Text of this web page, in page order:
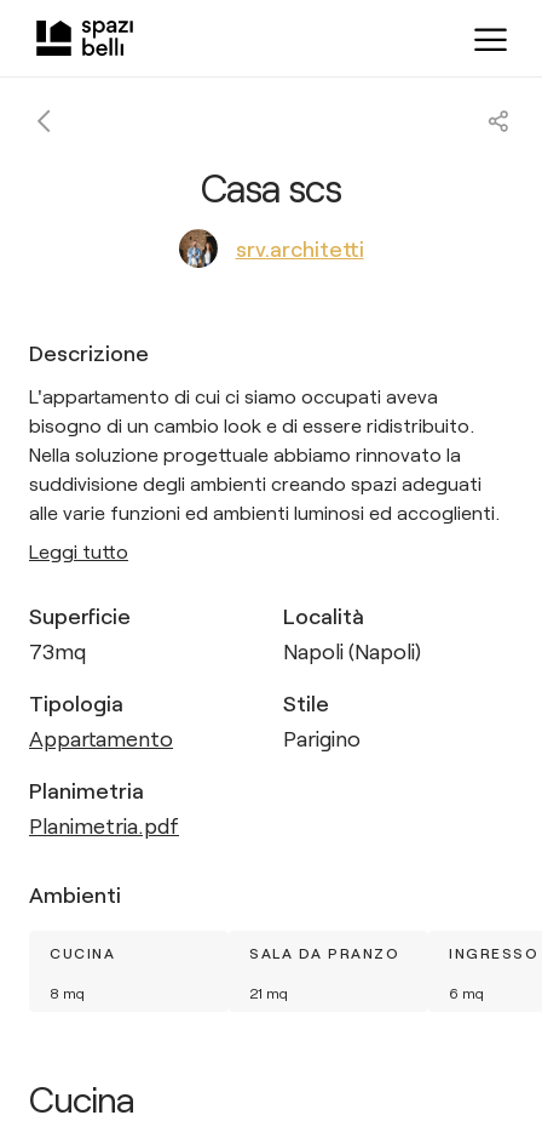
Casa scs
srv.architetti
Descrizione
L'appartamento di cui ci siamo occupati aveva
bisogno di un cambio look e di essere ridistribuito.
Nella soluzione progettuale abbiamo rinnovato la
suddivisione degli ambienti creando spazi adeguati
alle varie funzioni ed ambienti luminosi ed accoglienti.
Leggi tutto
Superficie
73mq
Località
Napoli (Napoli)
Tipologia
Appartamento
Stile
Parigino
Planimetria
Planimetria.pdf
Ambienti
CUCINA
8 mq
SALA DA PRANZO
21 mq
INGRESSO
6 mq
Cucina